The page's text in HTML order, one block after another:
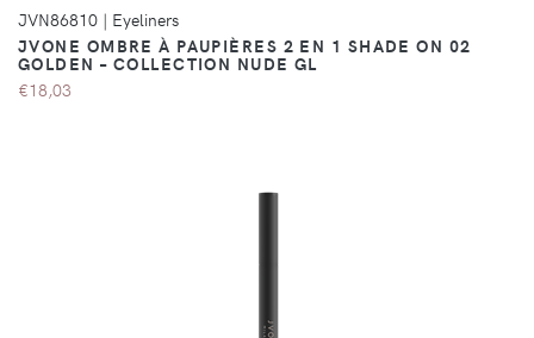
JVN86810 | Eyeliners
JVONE OMBRE À PAUPIÈRES 2 EN 1 SHADE ON 02
GOLDEN – COLLECTION NUDE GL
€18,03